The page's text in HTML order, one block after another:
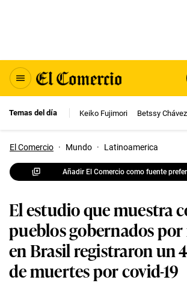
Temas del día Keiko Fujimori Betssy Chávez
El Comercio · Mundo · Latinoamerica
Añadir El Comercio como fuente
El estudio que muestra
pueblos gobernados
en Brasil registraron un
de muertes por covid-19